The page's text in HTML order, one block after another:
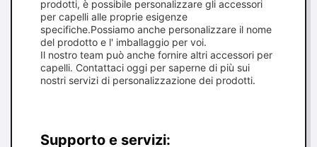
prodotti, è possibile personalizzare gli accessori
per capelli alle proprie esigenze
specifiche.Possiamo anche personalizzare il nome
del prodotto e l' imballaggio per voi.
Il nostro team può anche fornire altri accessori per
capelli. Contattaci oggi per saperne di più sui
nostri servizi di personalizzazione dei prodotti.
Supporto e servizi: